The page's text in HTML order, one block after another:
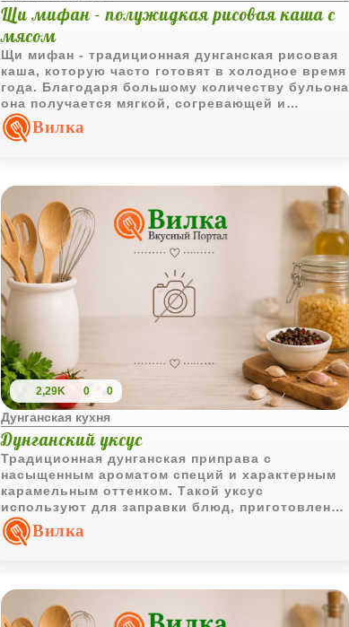
Щи мифан - полужидкая рисовая каша с
мясом
Щи мифан - традиционная дунганская рисовая
каша, которую часто готовят в холодное время
года. Благодаря большому количеству бульона
она получается мягкой, согревающей и
особенно сытной.
Вилка
2,29K 0 0
Дунганская кухня
Дунганский уксус
Традиционная дунганская приправа с
насыщенным ароматом специй и характерным
карамельным оттенком. Такой уксус
используют для заправки блюд, приготовления
соусов и различных маринадов.
Вилка